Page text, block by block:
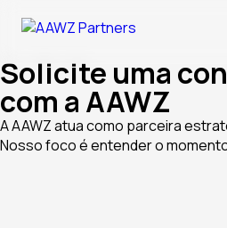
Solicite uma
com a AAWZ
A AAWZ atua como parceira
Nosso foco é entender o